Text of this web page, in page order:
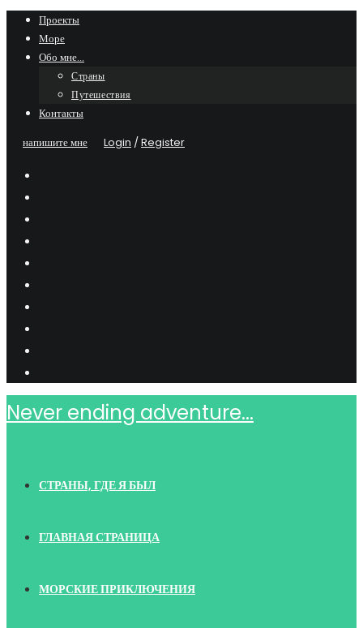
Skip
content
Проекты
Море
Обо мне…
Страны
Путешествия
Контакты
напишите мне
Login /Register
Never ending adventure...
СТРАНЫ, ГДЕ Я БЫЛ
ГЛАВНАЯ СТРАНИЦА
МОРСКИЕ ПРИКЛЮЧЕНИЯ